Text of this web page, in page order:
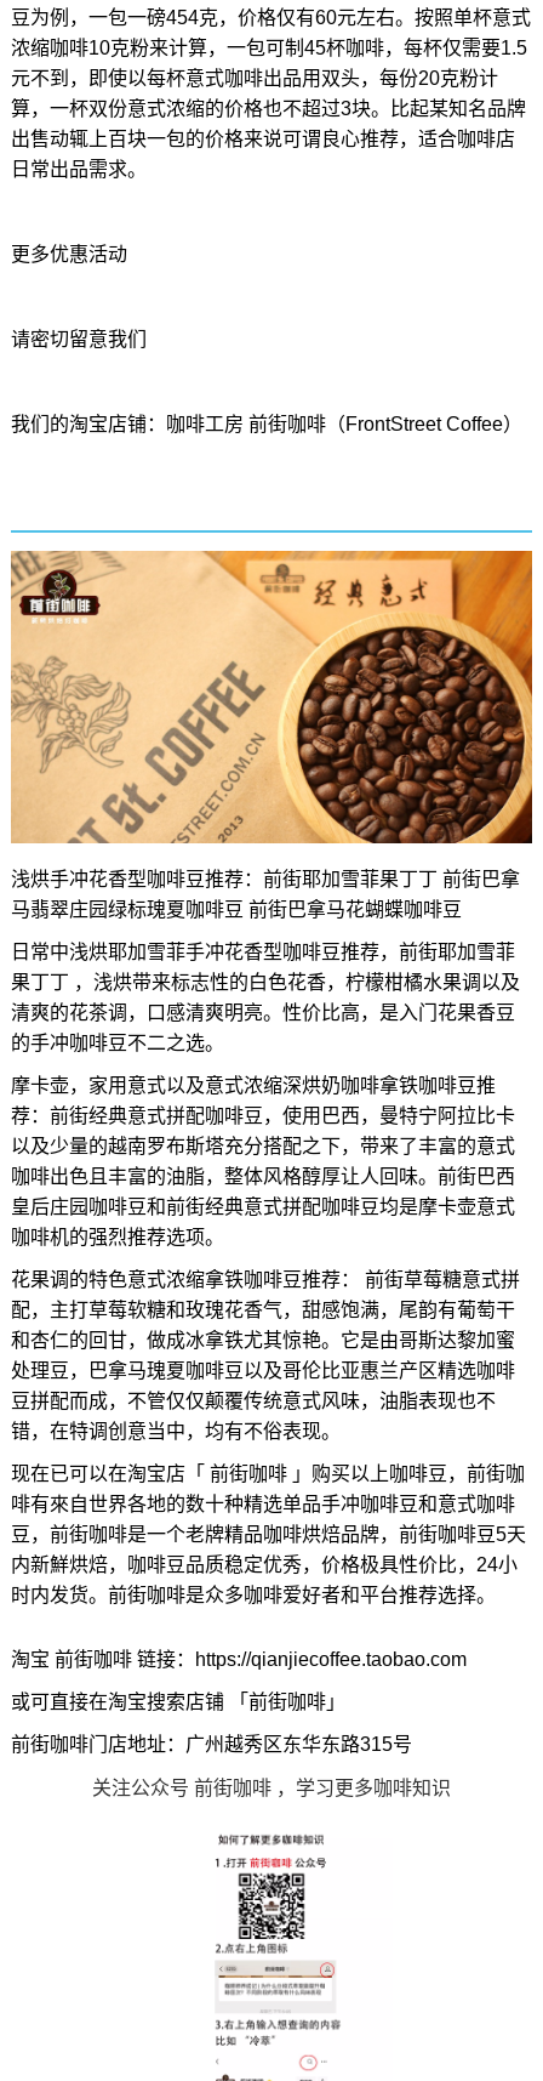
豆为例，一包一磅454克，价格仅有60元左右。按照单杯意式
浓缩咖啡10克粉来计算，一包可制45杯咖啡，每杯仅需要1.5
元不到，即使以每杯意式咖啡出品用双头，每份20克粉计
算，一杯双份意式浓缩的价格也不超过3块。比起某知名品牌
出售动辄上百块一包的价格来说可谓良心推荐，适合咖啡店
日常出品需求。
更多优惠活动
请密切留意我们
我们的淘宝店铺：咖啡工房 前街咖啡（FrontStreet Coffee）
浅烘手冲花香型咖啡豆推荐：前街耶加雪菲果丁丁 前街巴拿
马翡翠庄园绿标瑰夏咖啡豆 前街巴拿马花蝴蝶咖啡豆
日常中浅烘耶加雪菲手冲花香型咖啡豆推荐，前街耶加雪菲
果丁丁 ，浅烘带来标志性的白色花香，柠檬柑橘水果调以及
清爽的花茶调，口感清爽明亮。性价比高，是入门花果香豆
的手冲咖啡豆不二之选。
摩卡壶，家用意式以及意式浓缩深烘奶咖啡拿铁咖啡豆推
荐：前街经典意式拼配咖啡豆，使用巴西，曼特宁阿拉比卡
以及少量的越南罗布斯塔充分搭配之下，带来了丰富的意式
咖啡出色且丰富的油脂，整体风格醇厚让人回味。前街巴西
皇后庄园咖啡豆和前街经典意式拼配咖啡豆均是摩卡壶意式
咖啡机的强烈推荐选项。
花果调的特色意式浓缩拿铁咖啡豆推荐： 前街草莓糖意式拼
配，主打草莓软糖和玫瑰花香气，甜感饱满，尾韵有葡萄干
和杏仁的回甘，做成冰拿铁尤其惊艳。它是由哥斯达黎加蜜
处理豆，巴拿马瑰夏咖啡豆以及哥伦比亚惠兰产区精选咖啡
豆拼配而成，不管仅仅颠覆传统意式风味，油脂表现也不
错，在特调创意当中，均有不俗表现。
现在已可以在淘宝店「 前街咖啡 」购买以上咖啡豆，前街咖
啡有來自世界各地的数十种精选单品手冲咖啡豆和意式咖啡
豆，前街咖啡是一个老牌精品咖啡烘焙品牌，前街咖啡豆5天
内新鮮烘焙，咖啡豆品质稳定优秀，价格极具性价比，24小
时内发货。前街咖啡是众多咖啡爱好者和平台推荐选择。
淘宝 前街咖啡 链接：https://qianjiecoffee.taobao.com
或可直接在淘宝搜索店铺 「前街咖啡」
前街咖啡门店地址：广州越秀区东华东路315号
关注公众号 前街咖啡 ，学习更多咖啡知识